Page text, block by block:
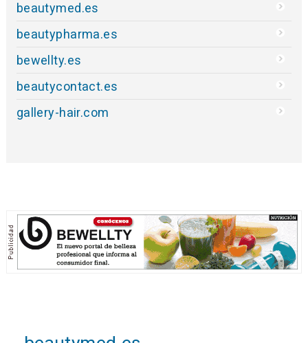
beautymed.es
beautypharma.es
bewellty.es
beautycontact.es
gallery-hair.com